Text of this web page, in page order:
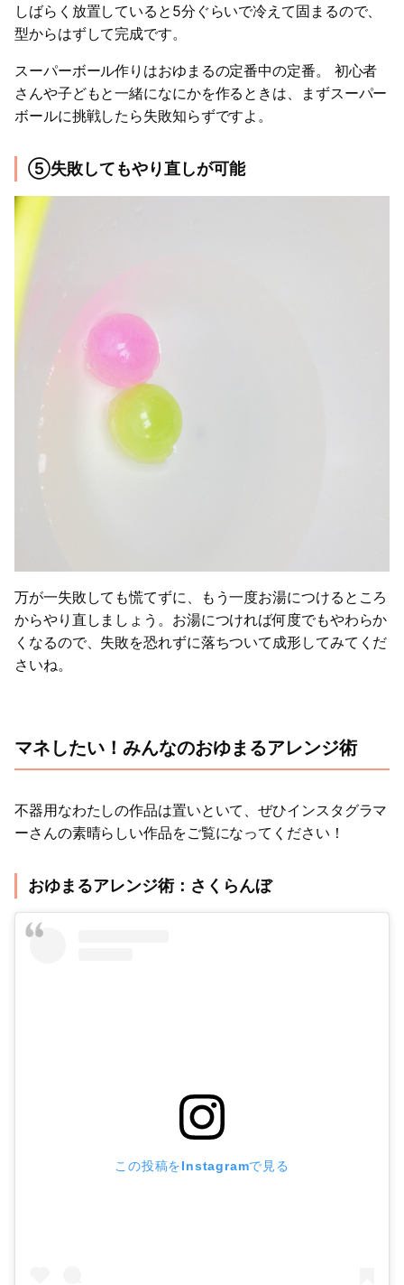
しばらく放置していると5分ぐらいで冷えて固まるので、
型からはずして完成です。
スーパーボール作りはおゆまるの定番中の定番。 初心者
さんや子どもと一緒になにかを作るときは、まずスーパー
ボールに挑戦したら失敗知らずですよ。
⑤失敗してもやり直しが可能
万が一失敗しても慌てずに、もう一度お湯につけるところ
からやり直しましょう。お湯につければ何度でもやわらか
くなるので、失敗を恐れずに落ちついて成形してみてくだ
さいね。
マネしたい！みんなのおゆまるアレンジ術
不器用なわたしの作品は置いといて、ぜひインスタグラマ
ーさんの素晴らしい作品をご覧になってください！
おゆまるアレンジ術：さくらんぼ
この投稿をInstagramで見る